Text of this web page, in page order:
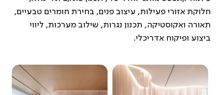
חלוקת אזורי פעילות, עיצוב פנים, בחירת חומרים טבעיים,
תאורה ואקוסטיקה, תכנון נגרות, שילוב מערכות, ליווי
ביצוע ופיקוח אדריכלי.